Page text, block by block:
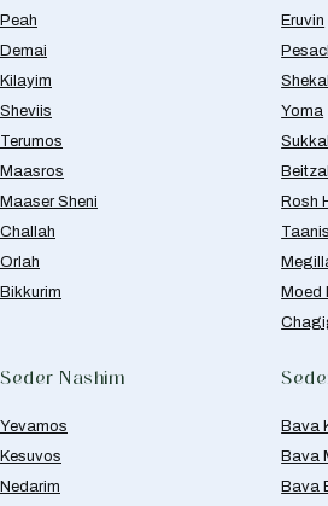
Peah
Demai
Kilayim
Sheviis
Terumos
Maasros
Maaser Sheni
Challah
Orlah
Bikkurim
Eruvin
Yoma
Rosh
Taanis
Moed
Seder Nashim
Yevamos
Kesuvos
Nedarim
Bava
Bava
Bava